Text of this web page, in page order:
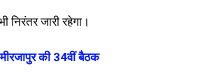
जारी रहेगा।
की 34वीं बैठक